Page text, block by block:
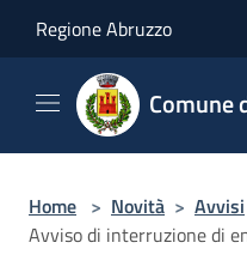
Regione Abruzzo
Comune
Home > Novità > Avvisi
Avviso di interruzione di